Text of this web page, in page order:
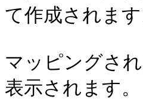
て作成されます
マッピングさ
表示されます。